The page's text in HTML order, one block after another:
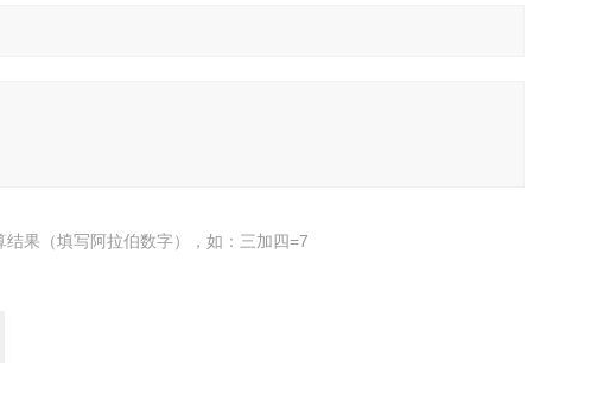
结果（填写阿拉伯数字），如：三加四=7